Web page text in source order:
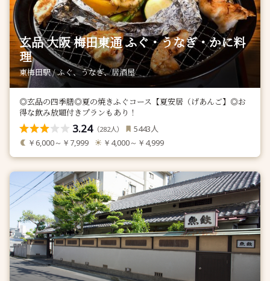
玄品 大阪 梅田東通 ふぐ・うなぎ・かに料
理
東梅田駅 / ふぐ、うなぎ、居酒屋
◎玄品の四季膳◎夏の焼きふぐコース【夏安居（げあんご】◎お
得な飲み放題付きプランもあり！
3.24（282人） 5443人
￥6,000～￥7,999 ￥4,000～￥4,999